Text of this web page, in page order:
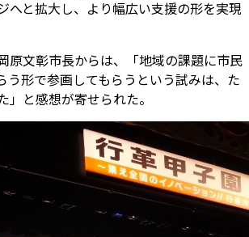
へと拡大し、より幅広い支援の形を実現
原文彰市長からは、「地域の課題に市民
う形で参画してもらうという試みは、た
」と感想が寄せられた。